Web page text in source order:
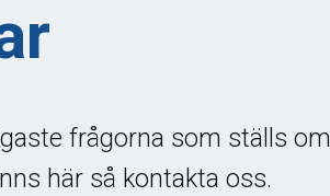
frågorna som ställs om
här så kontakta oss.